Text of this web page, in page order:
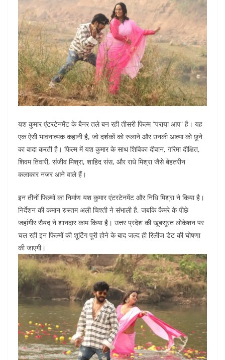
यश कुमार एंटरटेनमेंट के बैनर तले बन रही तीसरी फिल्म “पराया आप” है। यह
एक ऐसी भावनात्मक कहानी है, जो दर्शकों को रुलाने और उनकी आत्मा को छूने
का वादा करती है। फिल्म में यश कुमार के साथ शिविका दीवान, गरिमा दीक्षित,
शिवम तिवारी, संजीव मिश्रा, शाहिद संस, और राधे मिश्रा जैसे बेहतरीन
कलाकार नजर आने वाले हैं।
इन तीनों फिल्मों का निर्माण यश कुमार एंटरटेनमेंट और निधि मिश्रा ने किया है।
निर्देशन की कमान रुस्तम अली चिश्ती ने संभाली है, जबकि कैमरे के पीछे
जहांगीर सैयद ने शानदार काम किया है। उत्तर प्रदेश की खूबसूरत लोकेशन पर
चल रही इन फिल्मों की शूटिंग पूरी होने के बाद जल्द ही रिलीज डेट की घोषणा
की जाएगी।